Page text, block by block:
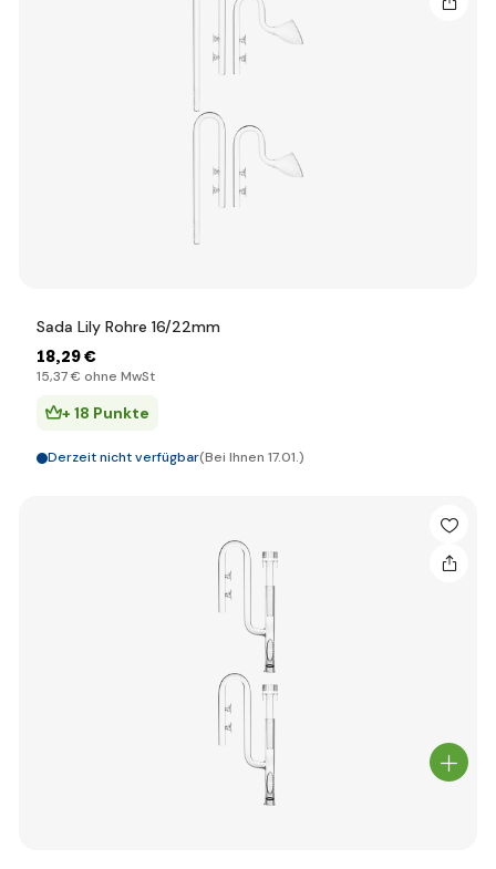
Sada Lily Rohre 16/22mm
18,29 €
15,37 € ohne MwSt
+ 18 Punkte
Derzeit nicht verfügbar(Bei Ihnen 17.01.)